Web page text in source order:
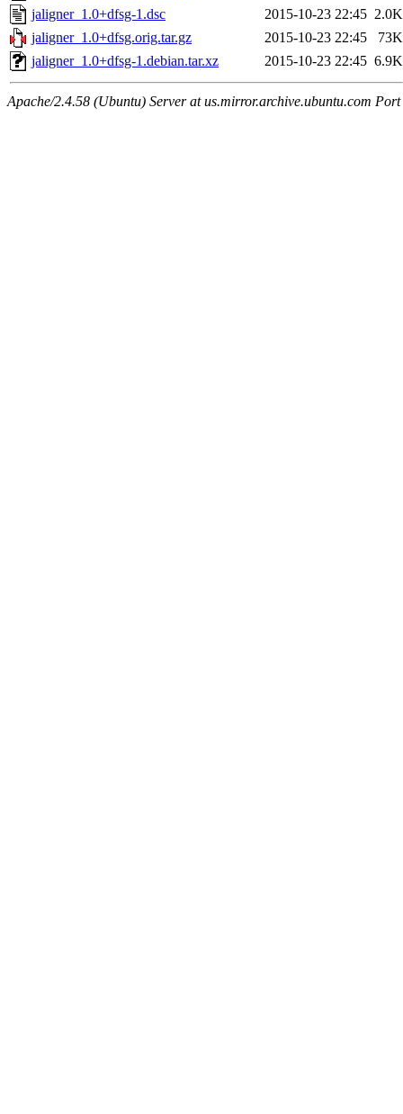
jaligner_1.0+dfsg-1.dsc
2015-10-23 22:45 2.0K
jaligner_1.0+dfsg.orig.tar.gz
2015-10-23 22:45
73K
jaligner_1.0+dfsg-1.debian.tar.xz
2015-10-23 22:45 6.9K
Apache/2.4.58 (Ubuntu) Server at us.mirror.archive.ubuntu.com Port